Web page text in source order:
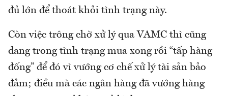
đủ lớn để thoát khỏi tình trạng này.
Còn việc trông chờ xử lý qua VAMC thì cũng
đang trong tình trạng mua xong rồi “tấp hàng
đống” để đó vì vướng cơ chế xử lý tài sản bảo
đảm; điều mà các ngân hàng đã vướng hàng